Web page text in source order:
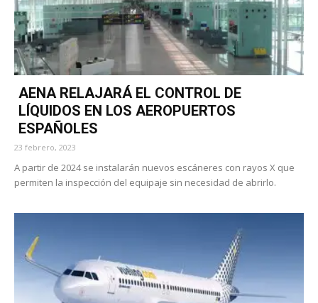
AENA RELAJARÁ EL CONTROL DE
LÍQUIDOS EN LOS AEROPUERTOS
ESPAÑOLES
23 febrero, 2023
A partir de 2024 se instalarán nuevos escáneres con rayos X que
permiten la inspección del equipaje sin necesidad de abrirlo.